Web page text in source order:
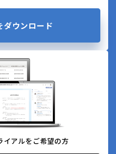
ダウンロード
イアルをご希望の方